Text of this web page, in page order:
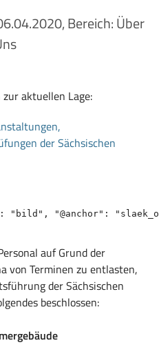
Bereich: Über
aktuellen Lage:
der Sächsischen
"bild", "@anchor":
auf Grund der
von Terminen zu entlasten,
der Sächsischen
beschlossen: